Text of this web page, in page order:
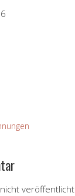
veröffentlicht.